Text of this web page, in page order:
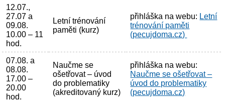
12.07.,
27.07 a
09.08.
10.00 – 11
hod.
Letní trénování
paměti (kurz)
přihláška na webu: Letní
trénování paměti
(pecujdoma.cz)
07.08. a
08.08.
17.00 –
20.00
hod.
Naučme se
ošetřovat – úvod
do problematiky
(akreditovaný kurz)
přihláška na webu:
Naučme se ošetřovat –
úvod do problematiky
(pecujdoma.cz)